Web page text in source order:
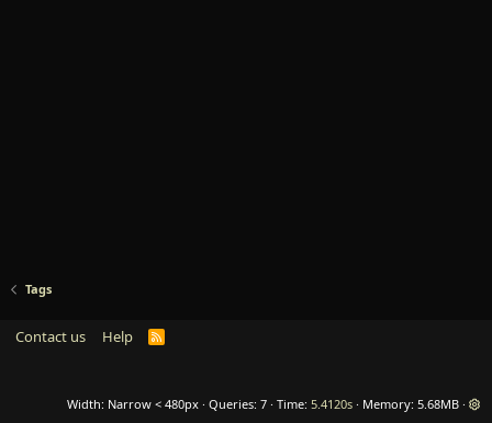
Tags
Contact us Help
R
Width Queries 7 Time 5.4120s Memory 5.68MB